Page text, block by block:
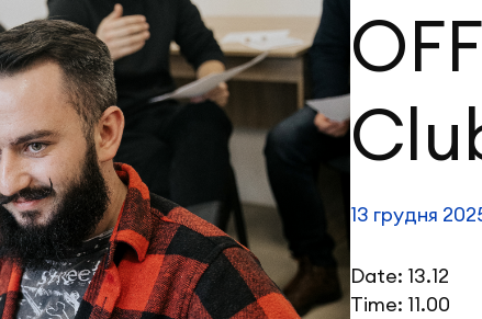
13 грудня
Date: 13.12
Time: 11.00